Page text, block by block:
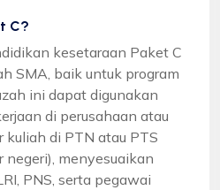
C?
kesetaraan Paket C
SMA, baik untuk program
ini dapat digunakan
di perusahaan atau
di PTN atau PTS
negeri), menyesuaikan
PNS, serta pegawai